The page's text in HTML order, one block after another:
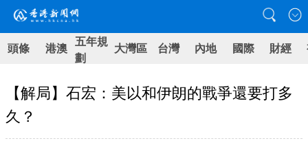
頭條 港澳 五年規
劃
大灣區 台灣 內地 國際 財經
【解局】石宏：美以和伊朗的戰爭還要打多
久？